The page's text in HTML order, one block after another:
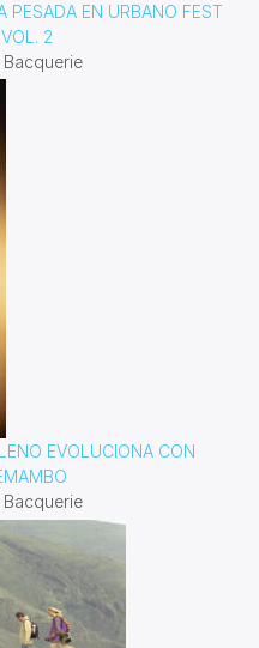
PESADA EN URBANO FEST
2
EVOLUCIONA CON